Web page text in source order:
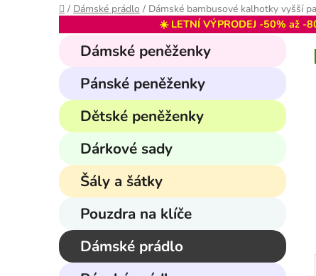
Domů
/ Dámské prádlo / Dámské bambusové kalhotky vyšší
☀️ LETNÍ VÝPRODEJ -50% až -
t
r
a
n
í
a
n
e
Přeskočit
kategorie
g
o
r
e
Dámské peněženky
Pánské peněženky
Dětské peněženky
Dárkové sady
Šály a šátky
Pouzdra na klíče
Dámské prádlo